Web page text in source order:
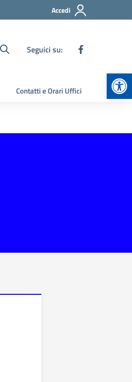
Accedi
Seguici su:
Contatti e Orari Uffici